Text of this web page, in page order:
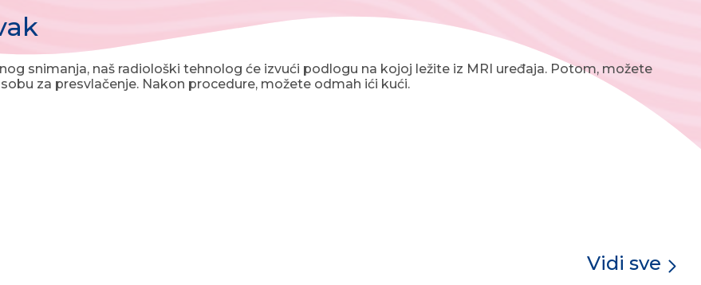
snimanja, naš radiološki tehnolog će izvući podlogu na kojoj ležite iz MRI uređaja. Potom, možete
za presvlačenje. Nakon procedure, možete odmah ići kući.
Vidi sve